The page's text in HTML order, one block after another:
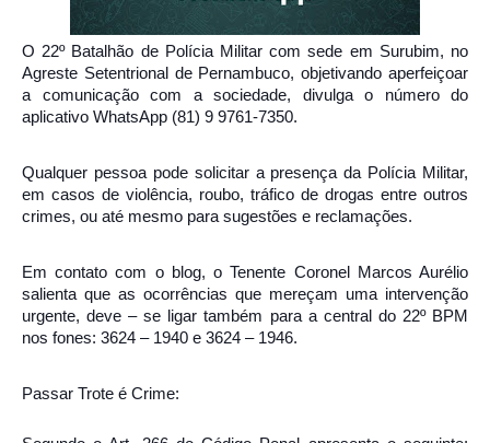
O 22º Batalhão de Polícia Militar com sede em Surubim, no
Agreste Setentrional de Pernambuco, objetivando aperfeiçoar
a comunicação com a sociedade, divulga o número do
aplicativo WhatsApp (81) 9 9761-7350.
Qualquer pessoa pode solicitar a presença da Polícia Militar,
em casos de violência, roubo, tráfico de drogas entre outros
crimes, ou até mesmo para sugestões e reclamações.
Em contato com o blog, o Tenente Coronel Marcos Aurélio
salienta que as ocorrências que mereçam uma intervenção
urgente, deve – se ligar também para a central do 22º BPM
nos fones: 3624 – 1940 e 3624 – 1946.
Passar Trote é Crime: